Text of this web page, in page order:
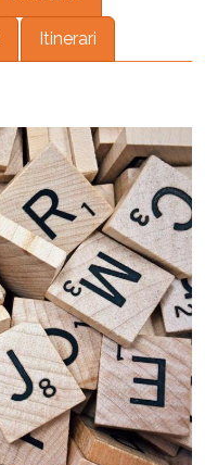
Itinerari